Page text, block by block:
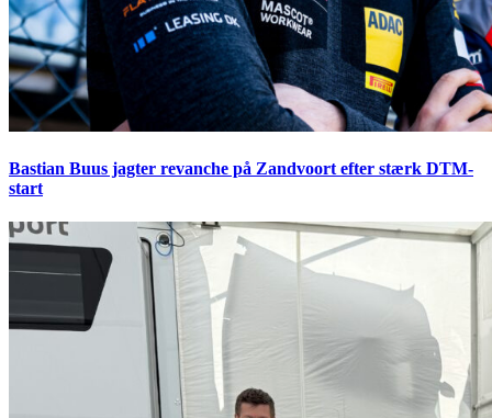
Bastian Buus jagter revanche på Zandvoort efter stærk DTM-
start